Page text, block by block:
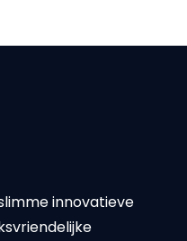
innovatieve